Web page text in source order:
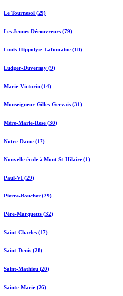
Le Tournesol (29)
Les Jeunes Découvreurs (79)
Louis-Hippolyte-Lafontaine (18)
Ludger-Duvernay (9)
Marie-Victorin (14)
Monseigneur-Gilles-Gervais (31)
Mère-Marie-Rose (30)
Notre-Dame (17)
Nouvelle école à Mont St-Hilaire (1)
Paul-VI (29)
Pierre-Boucher (29)
Père-Marquette (32)
Saint-Charles (17)
Saint-Denis (28)
Saint-Mathieu (20)
Sainte-Marie (26)